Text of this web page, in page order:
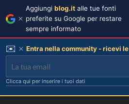
Aggiungi blog.it alle tue fonti
preferite su Google per restare
sempre informato
✉️ Entra nella community - ricevi
Clicca qui per inserire i tuoi dati